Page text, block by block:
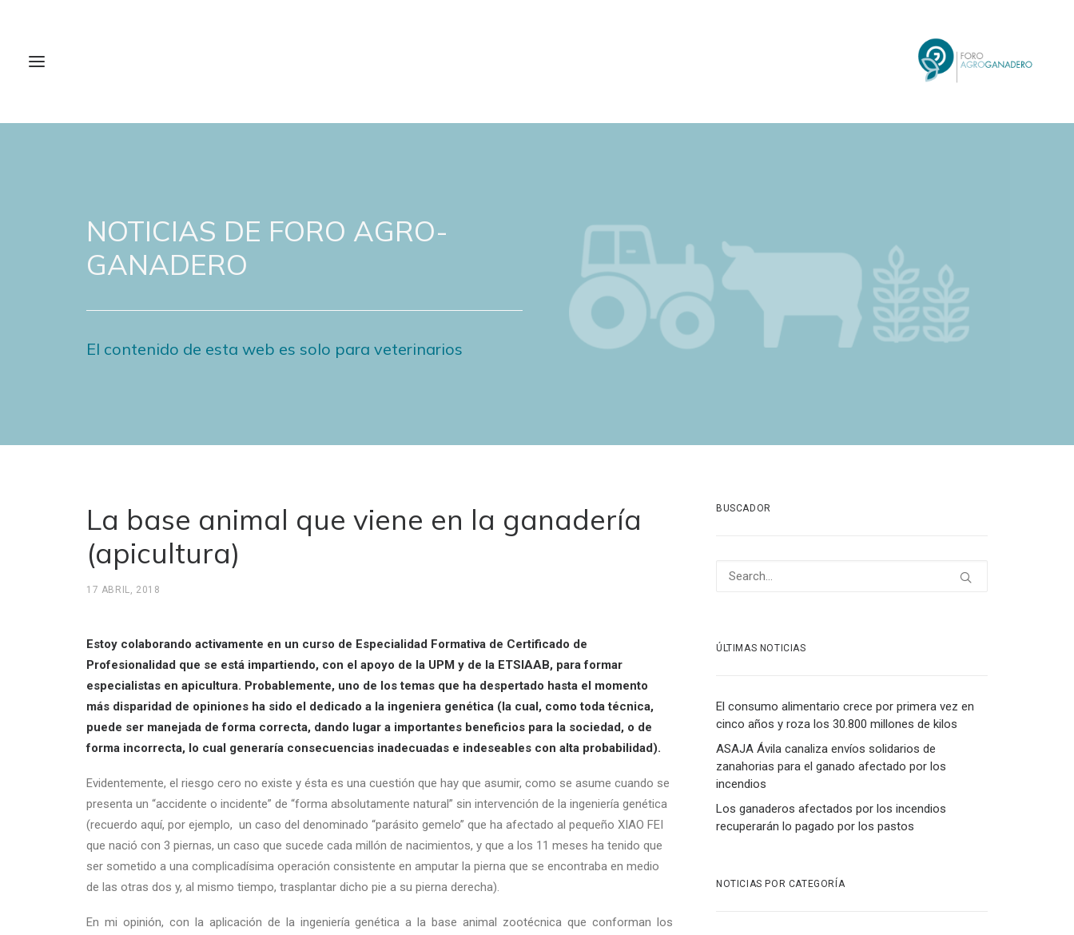
NOTICIAS DE FORO AGRO-
GANADERO
El contenido de esta web es solo para veterinarios
La base animal que viene en la ganadería
(apicultura)
17 ABRIL, 2018
Estoy colaborando activamente en un curso de Especialidad Formativa de Certificado de
Profesionalidad que se está impartiendo, con el apoyo de la UPM y de la ETSIAAB, para formar
especialistas en apicultura. Probablemente, uno de los temas que ha despertado hasta el momento
más disparidad de opiniones ha sido el dedicado a la ingeniera genética (la cual, como toda técnica,
puede ser manejada de forma correcta, dando lugar a importantes beneficios para la sociedad, o de
forma incorrecta, lo cual generaría consecuencias inadecuadas e indeseables con alta probabilidad).
Evidentemente, el riesgo cero no existe y ésta es una cuestión que hay que asumir, como se asume cuando se
presenta un “accidente o incidente” de “forma absolutamente natural” sin intervención de la ingeniería genética
(recuerdo aquí, por ejemplo, un caso del denominado “parásito gemelo” que ha afectado al pequeño XIAO FEI
que nació con 3 piernas, un caso que sucede cada millón de nacimientos, y que a los 11 meses ha tenido que
ser sometido a una complicadísima operación consistente en amputar la pierna que se encontraba en medio
de las otras dos y, al mismo tiempo, trasplantar dicho pie a su pierna derecha).
En mi opinión, con la aplicación de la ingeniería genética a la base animal zootécnica que conforman los
BUSCADOR
ÚLTIMAS NOTICIAS
El consumo alimentario crece por primera vez en
cinco años y roza los 30.800 millones de kilos
ASAJA Ávila canaliza envíos solidarios de
zanahorias para el ganado afectado por los
incendios
Los ganaderos afectados por los incendios
recuperarán lo pagado por los pastos
NOTICIAS POR CATEGORÍA